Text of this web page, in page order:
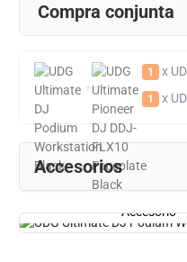
Compra conjunta
+
1 x
1 x
Accesorios
Accesorio